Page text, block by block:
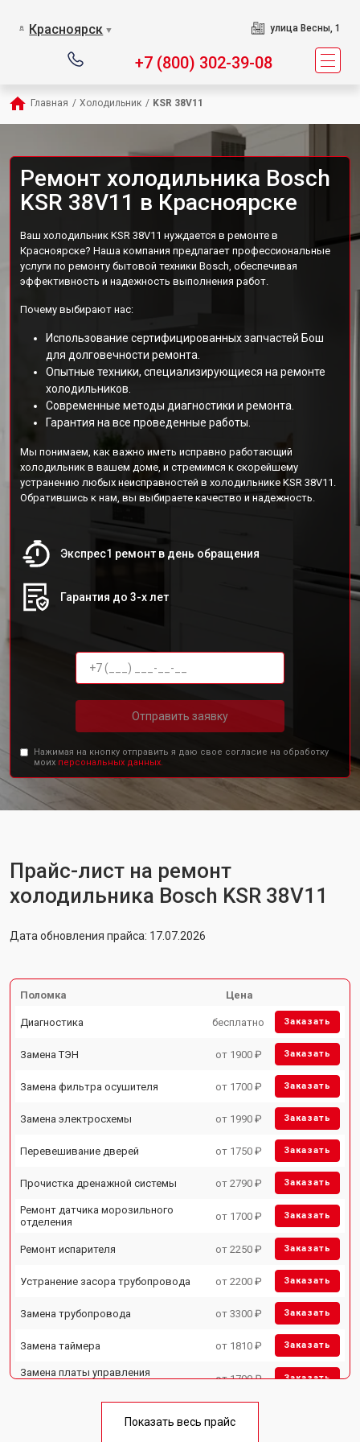
Красноярск ▼ улица Весны, 1
+7 (800) 302-39-08
Главная / Холодильник / KSR 38V11
Ремонт холодильника Bosch
KSR 38V11 в Красноярске
Ваш холодильник KSR 38V11 нуждается в ремонте в
Красноярске? Наша компания предлагает профессиональные
услуги по ремонту бытовой техники Bosch, обеспечивая
эффективность и надежность выполнения работ.
Почему выбирают нас:
Использование сертифицированных запчастей Бош
для долговечности ремонта.
Опытные техники, специализирующиеся на ремонте
холодильников.
Современные методы диагностики и ремонта.
Гарантия на все проведенные работы.
Мы понимаем, как важно иметь исправно работающий
холодильник в вашем доме, и стремимся к скорейшему
устранению любых неисправностей в холодильнике KSR 38V11.
Обратившись к нам, вы выбираете качество и надежность.
Экспрес1 ремонт в день обращения
Гарантия до 3-х лет
Отправить заявку
Нажимая на кнопку отправить я даю свое согласие на обработку
моих персональных данных.
Прайс-лист на ремонт
холодильника Bosch KSR 38V11
Дата обновления прайса: 17.07.2026
Поломка Цена
Диагностика бесплатно Заказать
Замена ТЭН от 1900 ₽ Заказать
Замена фильтра осушителя от 1700 ₽ Заказать
Замена электросхемы от 1990 ₽ Заказать
Перевешивание дверей от 1750 ₽ Заказать
Прочистка дренажной системы от 2790 ₽ Заказать
Ремонт датчика морозильного
отделения
от 1700 ₽ Заказать
Ремонт испарителя от 2250 ₽ Заказать
Устранение засора трубопровода от 2200 ₽ Заказать
Замена трубопровода от 3300 ₽ Заказать
Замена таймера от 1810 ₽ Заказать
Замена платы управления
от 1700 ₽ Заказать
Ремонт/замена датчика
Показать весь прайс